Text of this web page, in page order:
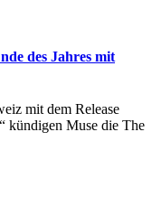
des Jahres mit
mit dem Release
kündigen Muse die The